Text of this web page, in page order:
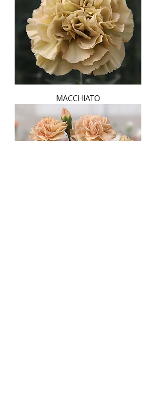
MACCHIATO